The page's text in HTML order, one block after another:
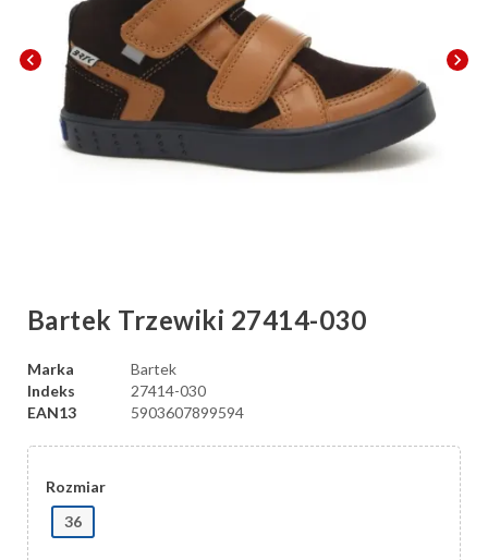
chevron_left chevron_right
Bartek Trzewiki 27414-030
Marka
Bartek
Indeks
27414-030
EAN13
5903607899594
Rozmiar
36